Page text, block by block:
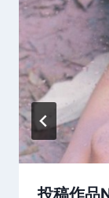
投稿作品